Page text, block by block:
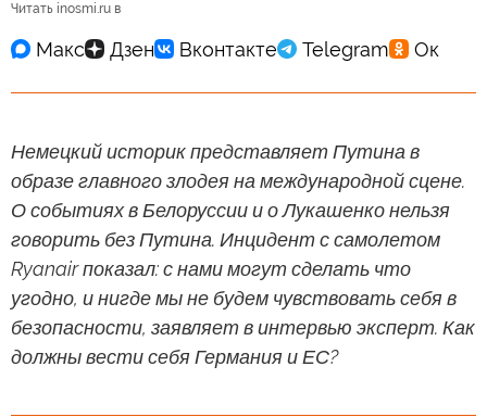
Читать inosmi.ru в
Немецкий историк представляет Путина в
образе главного злодея на международной сцене.
О событиях в Белоруссии и о Лукашенко нельзя
говорить без Путина. Инцидент с самолетом
Ryanair показал: с нами могут сделать что
угодно, и нигде мы не будем чувствовать себя в
безопасности, заявляет в интервью эксперт. Как
должны вести себя Германия и ЕС?